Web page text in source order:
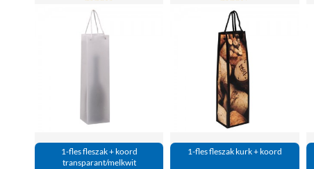
1-fles fleszak + koord
transparant/melkwit
1-fles fleszak kurk + koord